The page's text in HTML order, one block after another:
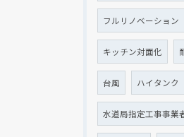
フルリノベーション
キッチン対面化
台風 ハイタンク
水道局指定工事事業